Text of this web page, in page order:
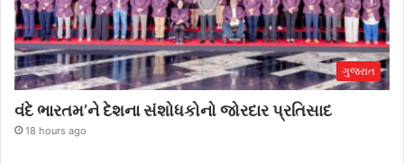
ગુજરાત
વંદે ભારતમ’ને દેશના સંશોધકોનો જોરદાર પ્રતિસાદ
18 hours ago